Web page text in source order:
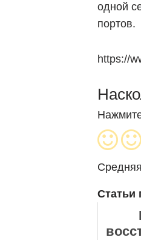
одной
портов.
https://
Статьи